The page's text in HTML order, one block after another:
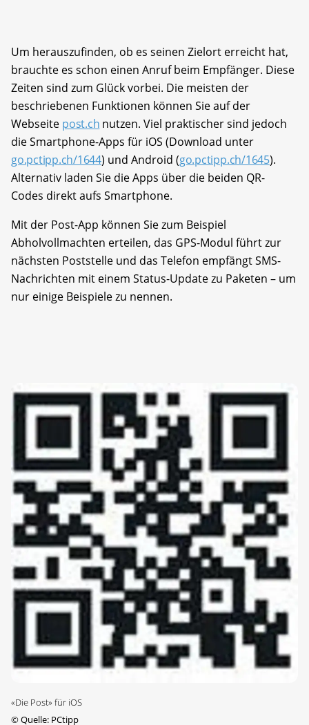
Um herauszufinden, ob es seinen Zielort erreicht hat,
brauchte es schon einen Anruf beim Empfänger. Diese
Zeiten sind zum Glück vorbei. Die meisten der
beschriebenen Funktionen können Sie auf der
Webseite post.ch nutzen. Viel praktischer sind jedoch
die Smartphone-Apps für iOS (Download unter
go.pctipp.ch/1644) und Android (go.pctipp.ch/1645).
Alternativ laden Sie die Apps über die beiden QR-
Codes direkt aufs Smartphone.
Mit der Post-App können Sie zum Beispiel
Abholvollmachten erteilen, das GPS-Modul führt zur
nächsten Poststelle und das Telefon empfängt SMS-
Nachrichten mit einem Status-Update zu Paketen – um
nur einige Beispiele zu nennen.
«Die Post» für iOS
©Quelle: PCtipp